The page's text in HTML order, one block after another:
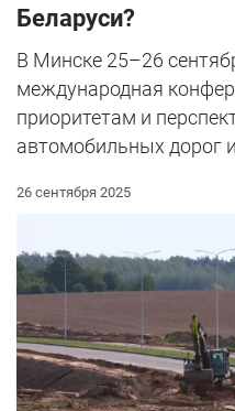
Беларуси?
В Минске 25–26
международная
приоритетам и
автомобильных дорог
26 сентября 2025